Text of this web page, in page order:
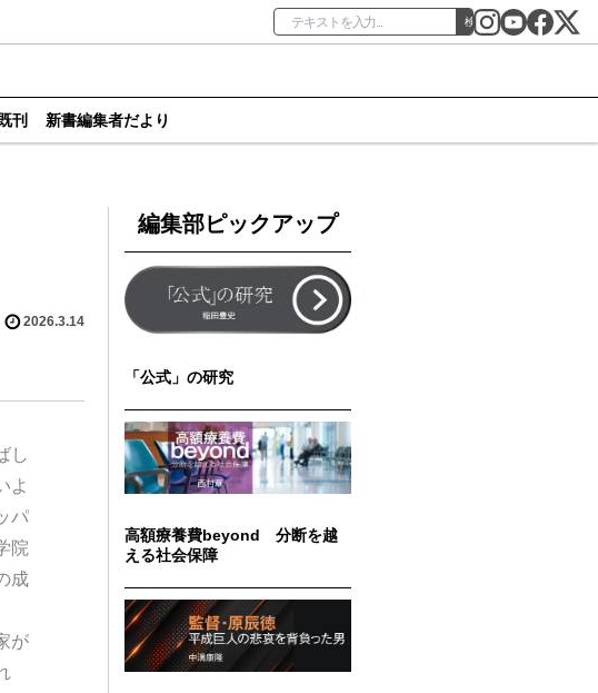
検索
刊 新書編集者だより
2026.3.14
し
よ
パ
院
成
が
編集部ピックアップ
「公式」の研究
高額療養費beyond 分断を越
える社会保障